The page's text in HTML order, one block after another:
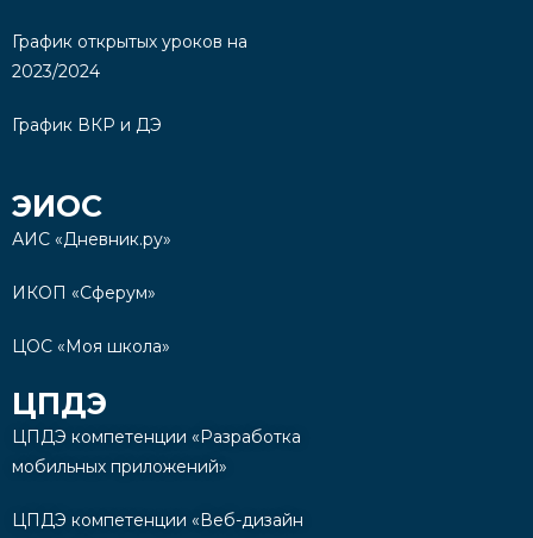
График открытых уроков на
2023/2024
График ВКР и ДЭ
ЭИОС
АИС «Дневник.ру»
ИКОП «Сферум»
ЦОС «Моя школа»
ЦПДЭ
ЦПДЭ компетенции «Разработка
мобильных приложений»
ЦПДЭ компетенции «Веб-дизайн